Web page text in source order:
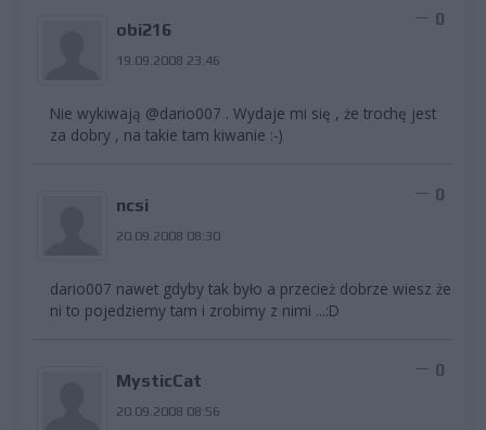
obi216
19.09.2008 23:46
0
Nie wykiwają @dario007 . Wydaje mi się , że trochę jest
za dobry , na takie tam kiwanie :-)
ncsi
20.09.2008 08:30
0
dario007 nawet gdyby tak było a przecież dobrze wiesz że
ni to pojedziemy tam i zrobimy z nimi ...:D
MysticCat
20.09.2008 08:56
0